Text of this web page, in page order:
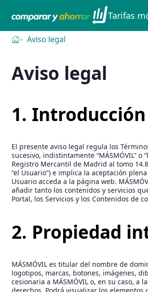
Tarifas
Aviso legal
Aviso legal
1. Introducción
El presente aviso legal regula los
sucesivo, indistintamente “MÁSMÓVIL”
Registro Mercantil de Madrid al tomo
“el Usuario”) e implica la aceptación
Usuario acceda a la página web.
añadir tanto los contenidos y servicios
Portal, los Servicios y los Contenidos de
2. Propiedad
MÁSMÓVIL es titular del nombre de
logotipos, marcas, botones, imágenes,
cesionaria a MÁSMÓVIL o, en su caso,
derechos. Podrá visualizar los